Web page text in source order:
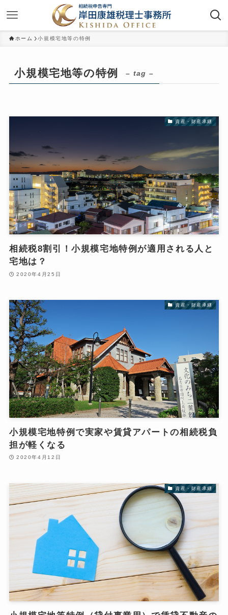
ホーム 小規模宅地等の特例
小規模宅地等の特例 – tag –
資産・財産承継
相続税8割引！小規模宅地特例が適用される人と
宅地は？
2020年4月25日
資産・財産承継
小規模宅地特例で実家や賃貸アパートの相続税負
担が軽くなる
2020年4月12日
資産・財産承継